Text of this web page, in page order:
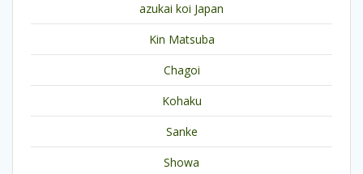
azukai koi Japan
Kin Matsuba
Chagoi
Kohaku
Sanke
Showa